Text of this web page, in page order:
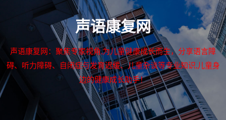
声语康复网
声语康复网：聚焦专家视角,为儿童健康成长而生，分享语言障
碍、听力障碍、自闭症与发育迟缓、儿童杂谈等专业知识,儿童身
边的健康成长助手！